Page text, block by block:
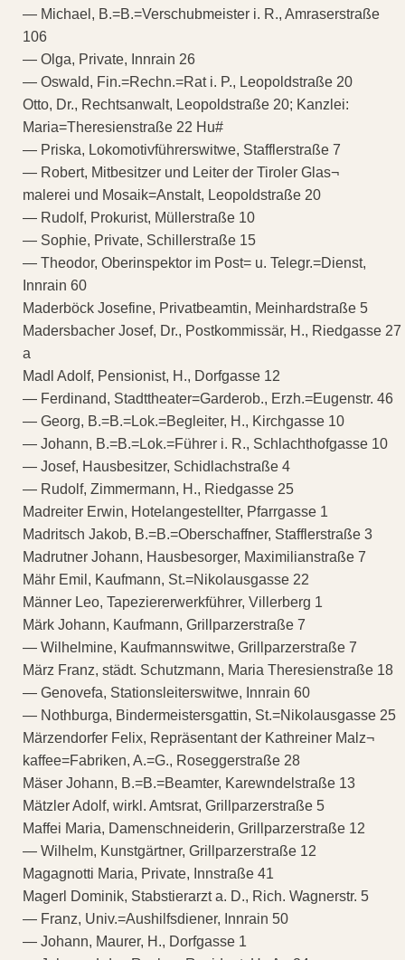
— Michael, B.=B.=Verschubmeister i. R., Amraserstraße
106
— Olga, Private, Innrain 26
— Oswald, Fin.=Rechn.=Rat i. P., Leopoldstraße 20
Otto, Dr., Rechtsanwalt, Leopoldstraße 20; Kanzlei:
Maria=Theresienstraße 22 Hu#
— Priska, Lokomotivführerswitwe, Stafflerstraße 7
— Robert, Mitbesitzer und Leiter der Tiroler Glas¬
malerei und Mosaik=Anstalt, Leopoldstraße 20
— Rudolf, Prokurist, Müllerstraße 10
— Sophie, Private, Schillerstraße 15
— Theodor, Oberinspektor im Post= u. Telegr.=Dienst,
Innrain 60
Maderböck Josefine, Privatbeamtin, Meinhardstraße 5
Madersbacher Josef, Dr., Postkommissär, H., Riedgasse 27
a
Madl Adolf, Pensionist, H., Dorfgasse 12
— Ferdinand, Stadttheater=Garderob., Erzh.=Eugenstr. 46
— Georg, B.=B.=Lok.=Begleiter, H., Kirchgasse 10
— Johann, B.=B.=Lok.=Führer i. R., Schlachthofgasse 10
— Josef, Hausbesitzer, Schidlachstraße 4
— Rudolf, Zimmermann, H., Riedgasse 25
Madreiter Erwin, Hotelangestellter, Pfarrgasse 1
Madritsch Jakob, B.=B.=Oberschaffner, Stafflerstraße 3
Madrutner Johann, Hausbesorger, Maximilianstraße 7
Mähr Emil, Kaufmann, St.=Nikolausgasse 22
Männer Leo, Tapeziererwerkführer, Villerberg 1
Märk Johann, Kaufmann, Grillparzerstraße 7
— Wilhelmine, Kaufmannswitwe, Grillparzerstraße 7
März Franz, städt. Schutzmann, Maria Theresienstraße 18
— Genovefa, Stationsleiterswitwe, Innrain 60
— Nothburga, Bindermeistersgattin, St.=Nikolausgasse 25
Märzendorfer Felix, Repräsentant der Kathreiner Malz¬
kaffee=Fabriken, A.=G., Roseggerstraße 28
Mäser Johann, B.=B.=Beamter, Karewndelstraße 13
Mätzler Adolf, wirkl. Amtsrat, Grillparzerstraße 5
Maffei Maria, Damenschneiderin, Grillparzerstraße 12
— Wilhelm, Kunstgärtner, Grillparzerstraße 12
Magagnotti Maria, Private, Innstraße 41
Magerl Dominik, Stabstierarzt a. D., Rich. Wagnerstr. 5
— Franz, Univ.=Aushilfsdiener, Innrain 50
— Johann, Maurer, H., Dorfgasse 1